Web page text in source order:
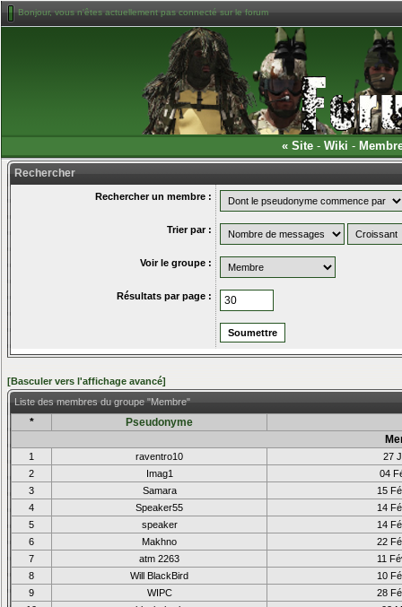
Bonjour, vous n'êtes actuellement pas connecté sur le forum
« Site - Wiki -
Rechercher
Rechercher un membre :
Trier par :
Voir le groupe :
Résultats par page :
[Basculer vers l'affichage avancé]
Liste des membres du groupe "Membre"
*
Pseudonyme
1 raventro10
27
2
Imag1
04
3
Samara
15
4
Speaker55
14
5
speaker
14
6
Makhno
22
7
atm 2263
11
8
Will BlackBird
10
9
WIPC
28